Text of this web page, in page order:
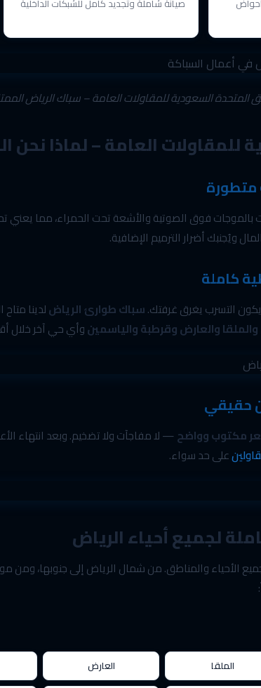
صيانة شاملة وتجديد كامل للشبكات الداخلية
المتحدة السعودية للمقاولات العامة – سباك الرياض الممتاز
العامة – لماذا نحن
متطورة
فوق الصوتية والأشعة تحت الحمراء، مما يعني
ويُجنبك أضرار الترميم الإضافية.
كاملة
التسرب يغرق غرفتك.سباك طوارئ الرياضلدينا
والعارض وقرطبة والياسمينوأي حي آخر خلال
حقيقي
مكتوب وواضح— لا مفاجآت ولا تضخيم. وبعد انتهاء
على حد سواء.
لجميع أحياء الرياض
الأحياء والمناطق. من شمال الرياض إلى جنوبها،
الملقا العارض